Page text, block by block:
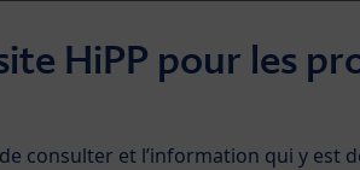
HiPP pour les
consulter et l’information qui y est